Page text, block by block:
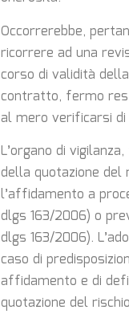
Occorrerebbe,
ricorrere ad una
corso di validità
contratto, fermo
al mero verificarsi
L’organo di
della quotazione
l’affidamento a
dlgs 163/2006) o
dlgs 163/2006).
caso di
affidamento e di
quotazione del